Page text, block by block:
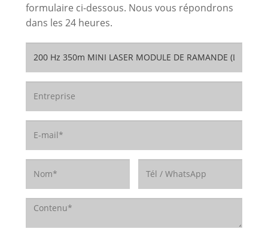
formulaire ci-dessous. Nous vous répondrons
dans les 24 heures.